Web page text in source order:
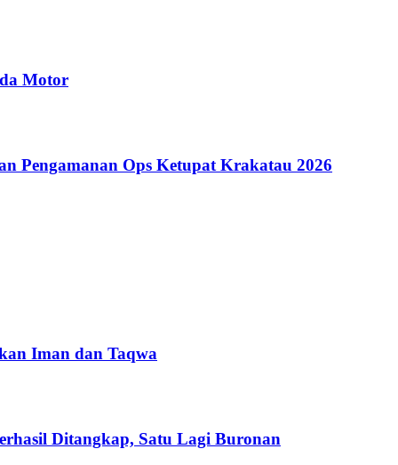
Motor
Pengamanan Ops Ketupat Krakatau 2026
Iman dan Taqwa
Ditangkap, Satu Lagi Buronan